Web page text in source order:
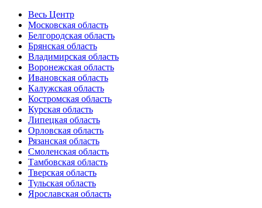
Весь Центр
Московская область
Белгородская область
Брянская область
Владимирская область
Воронежская область
Ивановская область
Калужская область
Костромская область
Курская область
Липецкая область
Орловская область
Рязанская область
Смоленская область
Тамбовская область
Тверская область
Тульская область
Ярославская область